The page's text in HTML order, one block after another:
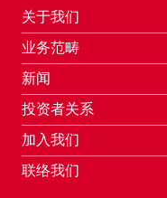
关于我们
业务范畴
新闻
投资者关系
加入我们
联络我们